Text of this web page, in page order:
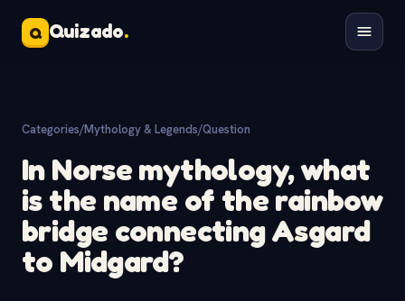
Q Quizado.
Categories/Mythology & Legends/Question
In Norse mythology, what
is the name of the rainbow
bridge connecting Asgard
to Midgard?